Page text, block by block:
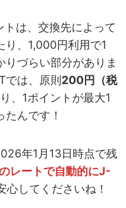
は、交換先によって
り、1,000円利用で1
づらい部分がありま
では、原則 200円（税
、1ポイントが最大1
んです！
年1月13日時点で残
のレートで自動的にJ-
心してくださいね！